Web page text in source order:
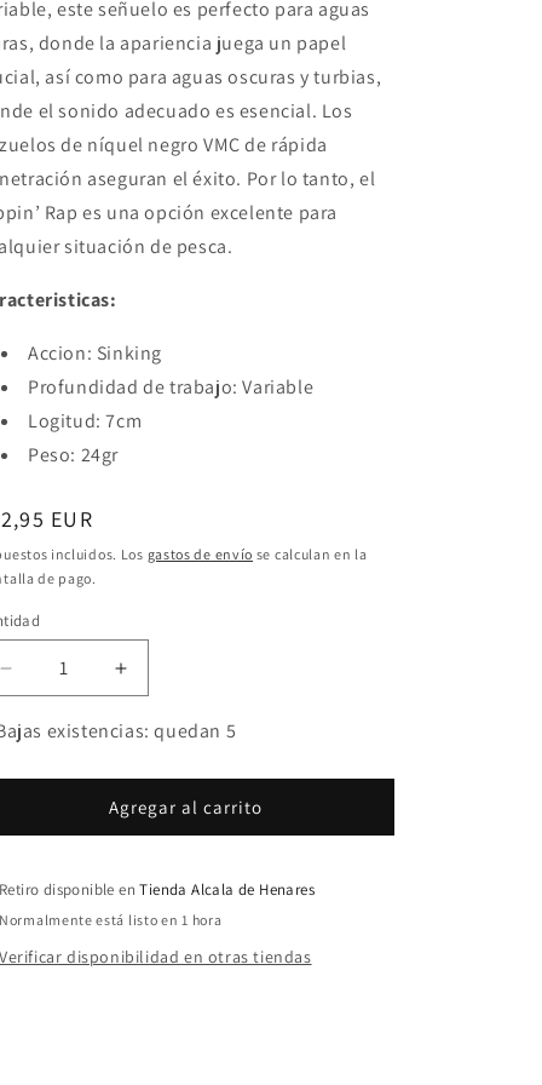
este señuelo es perfecto para aguas
donde la apariencia juega un papel
así como para aguas oscuras y turbias,
el sonido adecuado es esencial. Los
de níquel negro VMC de rápida
aseguran el éxito. Por lo tanto, el
Rap es una opción excelente para
situación de pesca.
Accion: Sinking
Profundidad de trabajo: Variable
Logitud: 7cm
Peso: 24gr
EUR
incluidos. Los gastos de envío se calculan en la
de pago.
Reducir
cantidad
para
Rapala
Rattling
Roach
24g
Aumentar
cantidad
para
Rapala
Loud
Rattling
Roach
24g
existencias: quedan 5
Agregar al carrito
Retiro disponible enTienda Alcala de Henares
Normalmente está listo en 1 hora
Verificar disponibilidad en otras tiendas